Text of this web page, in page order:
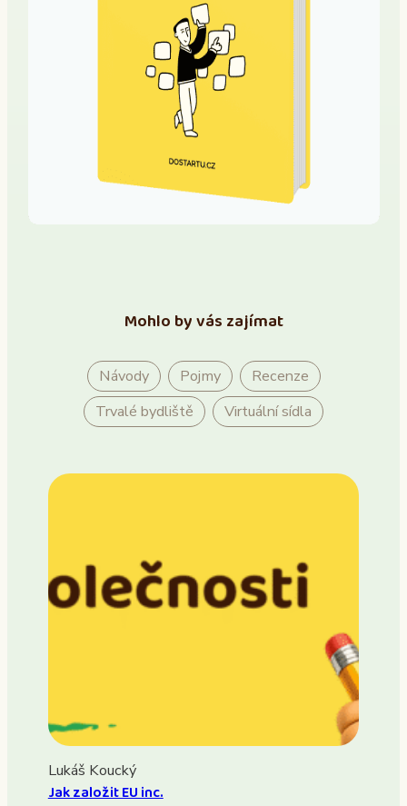
Mohlo by vás zajímat
Návody Pojmy
Recenze
Trvalé bydliště
Virtuální sídla
Lukáš Koucký
Jak založit EU inc.